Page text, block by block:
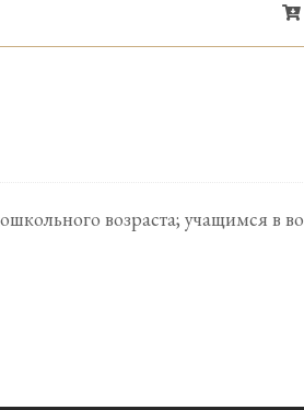
возраста; учащимся